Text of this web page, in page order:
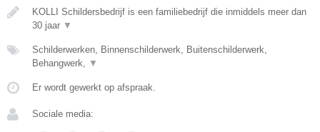
KOLLI Schildersbedrijf is een familiebedrijf die inmiddels meer dan
30 jaar ▼
Schilderwerken, Binnenschilderwerk, Buitenschilderwerk,
Behangwerk, ▼
Er wordt gewerkt op afspraak.
Sociale media: